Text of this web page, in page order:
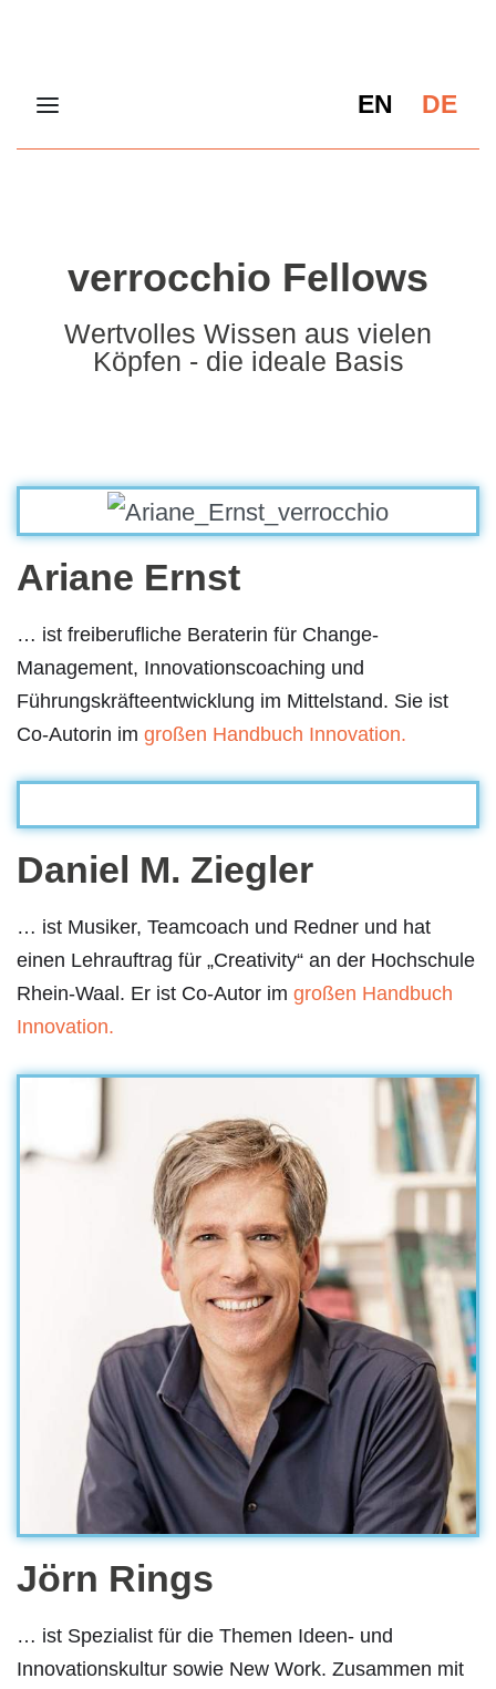
EN DE
verrocchio Fellows
Wertvolles Wissen aus vielen
Köpfen - die ideale Basis
Ariane Ernst
… ist freiberufliche Beraterin für Change-
Management, Innovationscoaching und
Führungskräfteentwicklung im Mittelstand. Sie ist
Co-Autorin im großen Handbuch Innovation.
Daniel M. Ziegler
… ist Musiker, Teamcoach und Redner und hat
einen Lehrauftrag für „Creativity“ an der Hochschule
Rhein-Waal. Er ist Co-Autor im großen Handbuch
Innovation.
Jörn Rings
… ist Spezialist für die Themen Ideen- und
Innovationskultur sowie New Work. Zusammen mit